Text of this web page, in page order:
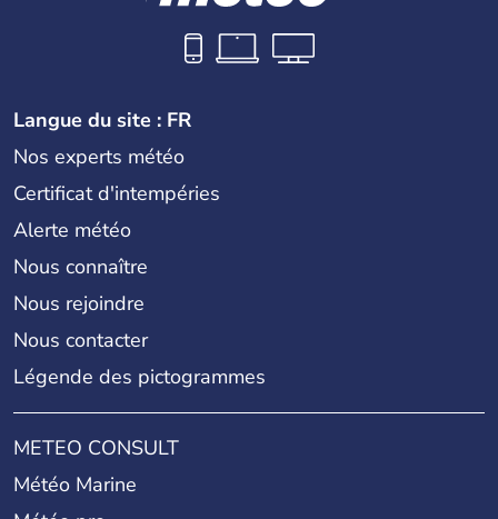
Langue du site : FR
Nos experts météo
Certificat d'intempéries
Alerte météo
Nous connaître
Nous rejoindre
Nous contacter
Légende des pictogrammes
METEO CONSULT
Météo Marine